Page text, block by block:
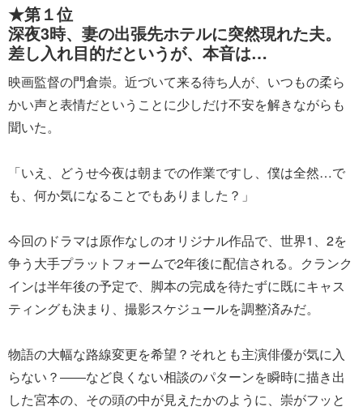
★第１位
深夜3時、妻の出張先ホテルに突然現れた夫。
差し入れ目的だというが、本音は…
映画監督の門倉崇。近づいて来る待ち人が、いつもの柔ら
かい声と表情だということに少しだけ不安を解きながらも
聞いた。
「いえ、どうせ今夜は朝までの作業ですし、僕は全然…で
も、何か気になることでもありました？」
今回のドラマは原作なしのオリジナル作品で、世界1、2を
争う大手プラットフォームで2年後に配信される。クランク
インは半年後の予定で、脚本の完成を待たずに既にキャス
ティングも決まり、撮影スケジュールを調整済みだ。
物語の大幅な路線変更を希望？それとも主演俳優が気に入
らない？――など良くない相談のパターンを瞬時に描き出
した宮本の、その頭の中が見えたかのように、崇がフッと